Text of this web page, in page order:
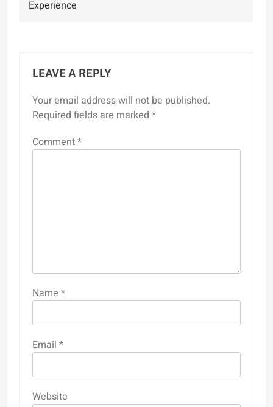
Experience
LEAVE A REPLY
Your email address will not be published.
Required fields are marked *
Comment*
Name *
Email *
Website